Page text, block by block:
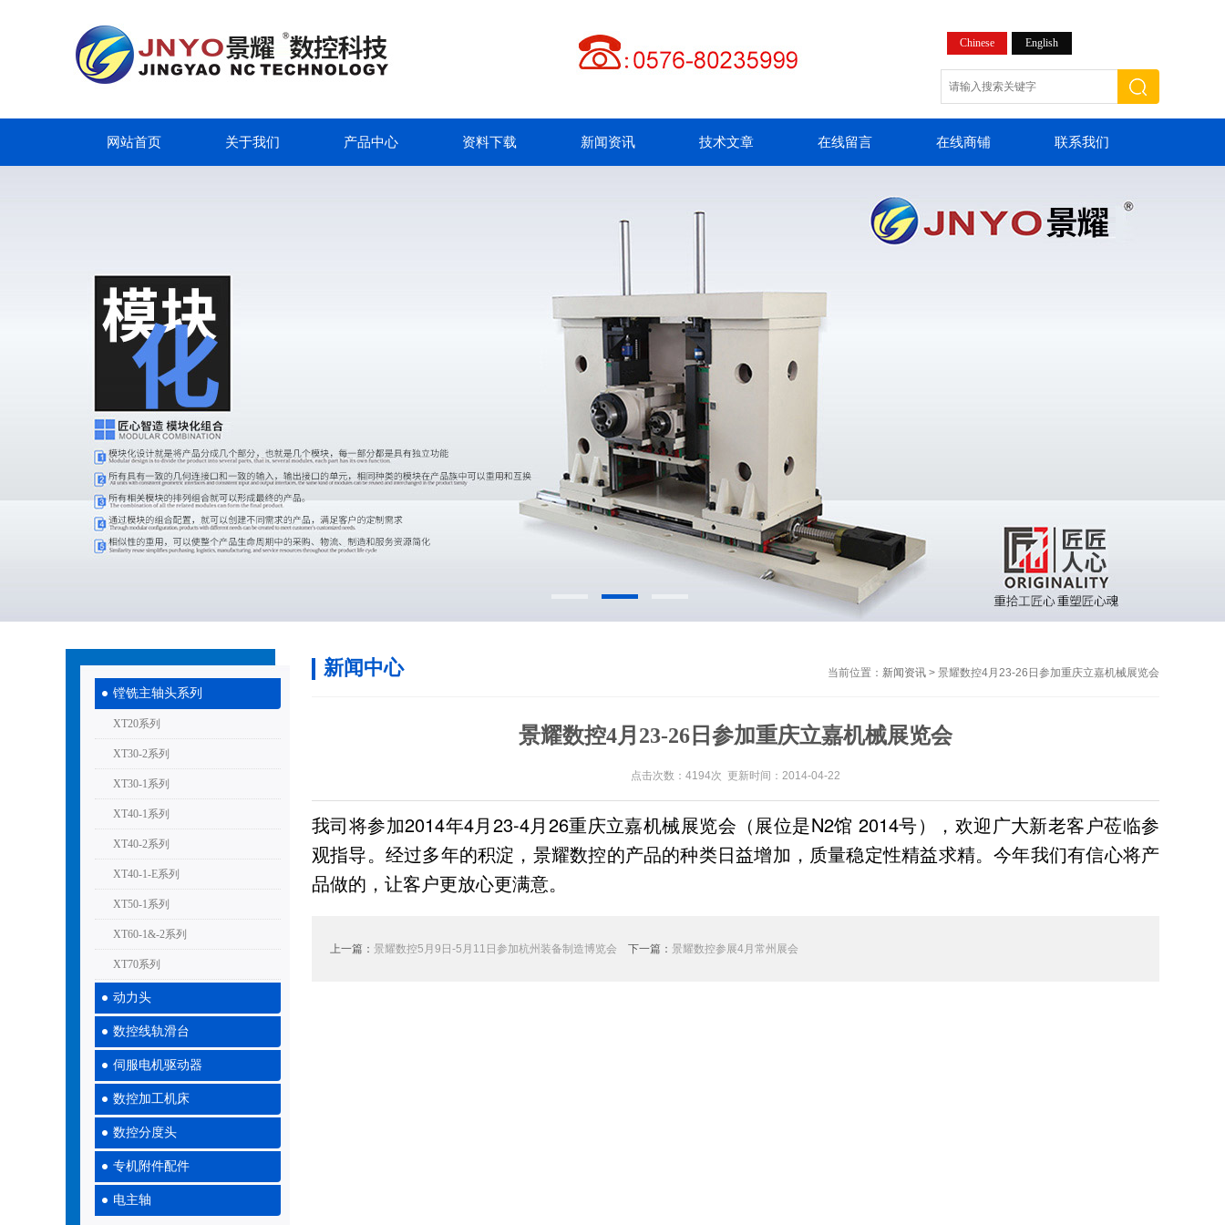
Chinese English
网站首页 关于我们 产品中心 资料下载 新闻资讯 技术文章 在线留言 在线商铺 联系我们
镗铣主轴头系列
XT20系列
XT30-2系列
XT30-1系列
XT40-1系列
XT40-2系列
XT40-1-E系列
XT50-1系列
XT60-1&-2系列
XT70系列
动力头
数控线轨滑台
伺服电机驱动器
数控加工机床
数控分度头
专机附件配件
电主轴
当前位置： 新闻资讯 > 景耀数控4月23-26日参加重庆立嘉机械展览会
新闻中心
景耀数控4月23-26日参加重庆立嘉机械展览会
点击次数：4194次 更新时间：2014-04-22
我司将参加2014年4月23-4月26重庆立嘉机械展览会（展位是N2馆 2014号），欢迎广大新老客户莅临参
观指导。经过多年的积淀，景耀数控的产品的种类日益增加，质量稳定性精益求精。今年我们有信心将产
品做的，让客户更放心更满意。
上一篇： 景耀数控5月9日-5月11日参加杭州装备制造博览会 下一篇： 景耀数控参展4月常州展会